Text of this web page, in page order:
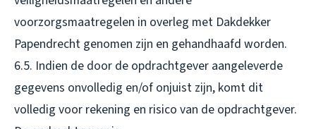
voorzorgsmaatregelen in overleg met Dakdekker
Papendrecht genomen zijn en gehandhaafd worden.
6.5. Indien de door de opdrachtgever aangeleverde
gegevens onvolledig en/of onjuist zijn, komt dit
volledig voor rekening en risico van de opdrachtgever.